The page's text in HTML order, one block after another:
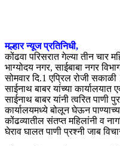
मल्हार न्यूज प्रतिनिधी,
कोंढवा परिसरात गेल्या तीन चार
भाग्योदय नगर, साईबाबा नगर
सोमवार दि.1 एप्रिल रोजी
साईनाथ बाबर यांच्या
साईनाथ बाबर यांनी त्वरित पाणी
कार्यालयमध्ये बोलून घेऊन
कोंढव्यातील संतप्त महिलांनी व
घेराव घालत पाणी प्रश्नी जाब